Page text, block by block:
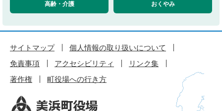
高齢・介護 おくやみ
サイトマップ
個人情報の取り扱いについて
免責事項
アクセシビリティ
リンク集
著作権
町役場への行き方